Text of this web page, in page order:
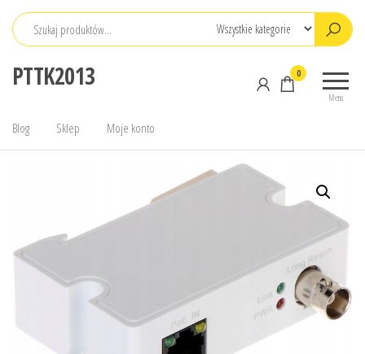
Przejdź
PTTK2013
Menu
0
Blog Sklep Moje konto